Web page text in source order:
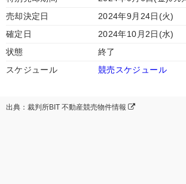
売却決定日
2024年9月24日(火)
確定日
2024年10月2日(水)
状態
終了
スケジュール
競売スケジュール
出典：裁判所BIT 不動産競売物件情報